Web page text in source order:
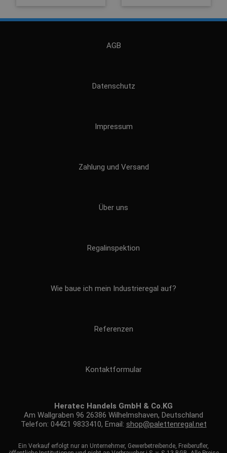
AGB
Datenschutz
Impressum
Zahlung und Versand
Über uns
Regalinspektion
Wie baue ich mein Industrieregal auf?
Referenzen
Kontaktformular
Heratec Handels GmbH & Co.KG
Am Wallgraben 96 26386 Wilhelmshaven, Deutschland
Telefon: 04421 9833410, Email: shop@palettenregal.net
Ein Verkauf erfolgt nur an Unternehmer, Gewerbetreibende, Freiberufler,